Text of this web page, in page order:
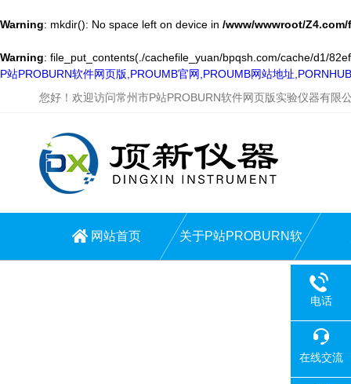
Warning: mkdir(): No space left on device in /www/wwwroot/
Warning: file_put_contents(./cachefile_yuan/bpqsh.com/cache/d1/
P站PROBURN软件网页版,PROUMB官网,PROUMB网站地址
您好！欢迎访问常州市P站PROBURN软件网页版实验仪器有限
网站首页 关于P站PROBURN软
电话
在线交流